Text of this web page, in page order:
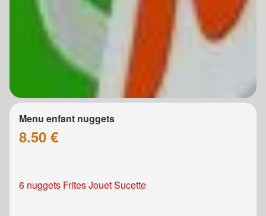
Menu enfant nuggets
8.50 €
6 nuggets Frites Jouet Sucette